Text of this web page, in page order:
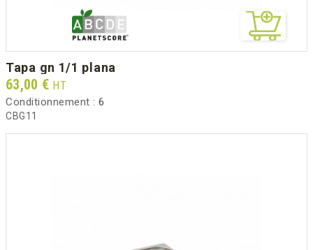
tapa gn 1/1 plana
Prix
63,00 € HT
Conditionnement : 6
CBG11